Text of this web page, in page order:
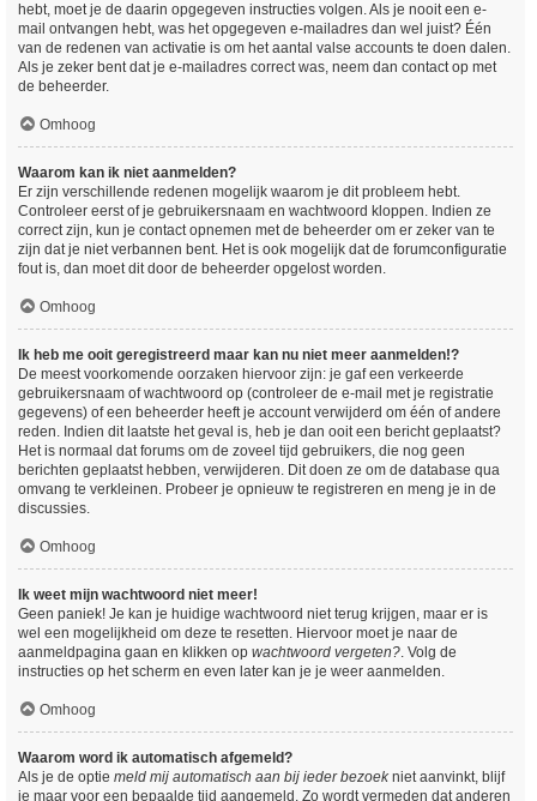
hebt, moet je de daarin opgegeven instructies volgen. Als je nooit een e-
mail ontvangen hebt, was het opgegeven e-mailadres dan wel juist? Één
van de redenen van activatie is om het aantal valse accounts te doen dalen.
Als je zeker bent dat je e-mailadres correct was, neem dan contact op met
de beheerder.
Omhoog
Waarom kan ik niet aanmelden?
Er zijn verschillende redenen mogelijk waarom je dit probleem hebt.
Controleer eerst of je gebruikersnaam en wachtwoord kloppen. Indien ze
correct zijn, kun je contact opnemen met de beheerder om er zeker van te
zijn dat je niet verbannen bent. Het is ook mogelijk dat de forumconfiguratie
fout is, dan moet dit door de beheerder opgelost worden.
Omhoog
Ik heb me ooit geregistreerd maar kan nu niet meer aanmelden!?
De meest voorkomende oorzaken hiervoor zijn: je gaf een verkeerde
gebruikersnaam of wachtwoord op (controleer de e-mail met je registratie
gegevens) of een beheerder heeft je account verwijderd om één of andere
reden. Indien dit laatste het geval is, heb je dan ooit een bericht geplaatst?
Het is normaal dat forums om de zoveel tijd gebruikers, die nog geen
berichten geplaatst hebben, verwijderen. Dit doen ze om de database qua
omvang te verkleinen. Probeer je opnieuw te registreren en meng je in de
discussies.
Omhoog
Ik weet mijn wachtwoord niet meer!
Geen paniek! Je kan je huidige wachtwoord niet terug krijgen, maar er is
wel een mogelijkheid om deze te resetten. Hiervoor moet je naar de
aanmeldpagina gaan en klikken op wachtwoord vergeten?. Volg de
instructies op het scherm en even later kan je je weer aanmelden.
Omhoog
Waarom word ik automatisch afgemeld?
Als je de optie meld mij automatisch aan bij ieder bezoekniet aanvinkt, blijf
je maar voor een bepaalde tijd aangemeld. Zo wordt vermeden dat anderen